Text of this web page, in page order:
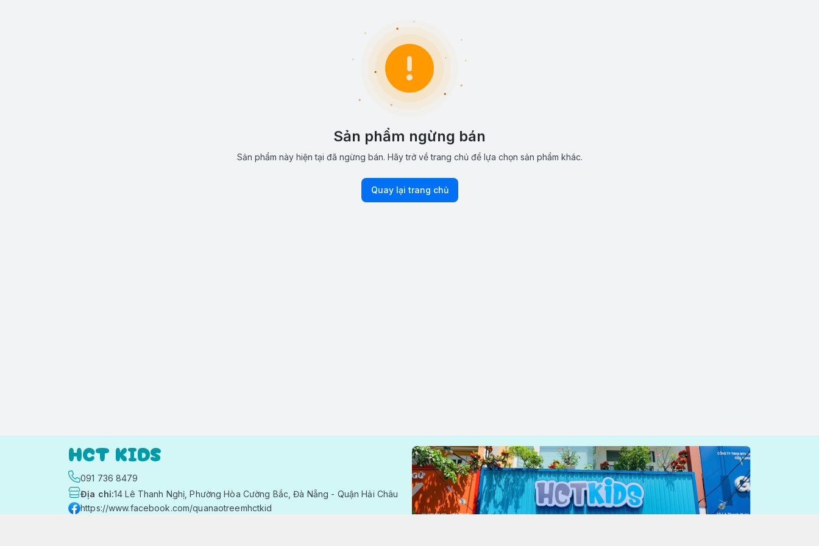
Sản phẩm ngừng bán
Sản phẩm này hiện tại đã ngừng bán. Hãy trở về trang chủ để lựa chọn sản phẩm khác.
Quay lại trang chủ
HCT KIDS
091 736 8479
Địa chỉ:14 Lê Thanh Nghị, Phường Hòa Cường Bắc, Đà Nẵng - Quận Hải Châu
https://www.facebook.com/quanaotreemhctkid